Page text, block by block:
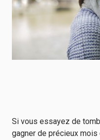
Si vous essayez de
gagner de précieux